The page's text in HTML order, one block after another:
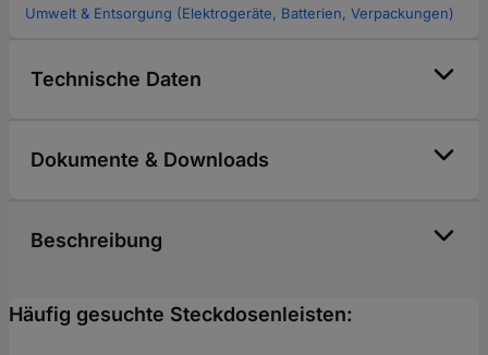
Umwelt & Entsorgung (Elektrogeräte, Batterien, Verpackungen)
Technische Daten
Dokumente & Downloads
Beschreibung
Häufig gesuchte Steckdosenleisten: